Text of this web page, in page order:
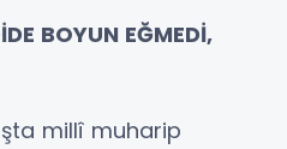
BOYUN EĞMEDİ,
millî muharip